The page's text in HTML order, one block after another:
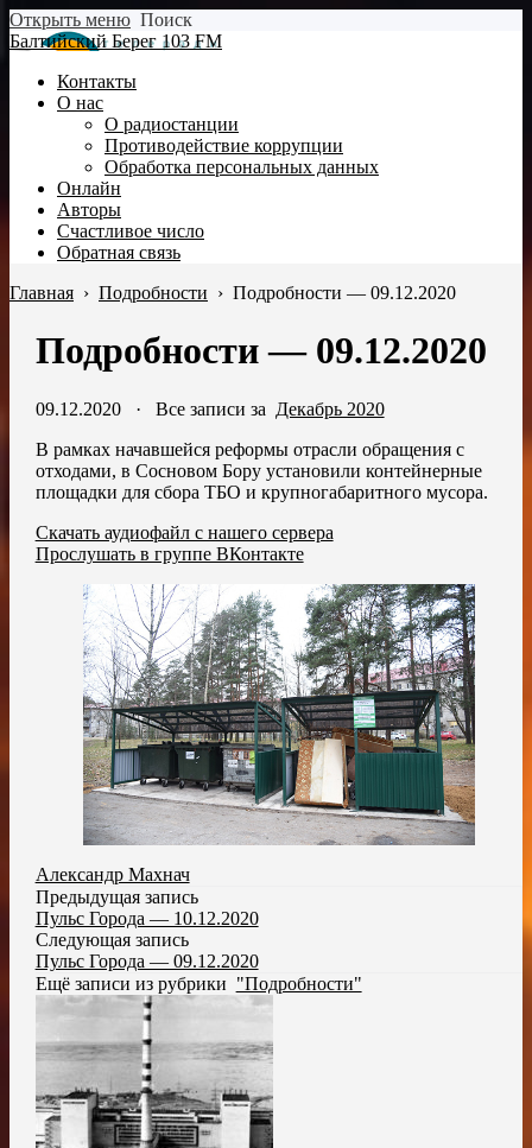
Открыть меню Поиск
Балтийский Берег 103 FM
Контакты
О нас
О радиостанции
Противодействие коррупции
Обработка персональных данных
Онлайн
Авторы
Счастливое число
Обратная связь
Главная › Подробности › Подробности — 09.12.2020
Подробности — 09.12.2020
09.12.2020· Все записи за Декабрь 2020
В рамках начавшейся реформы отрасли обращения с
отходами, в Сосновом Бору установили контейнерные
площадки для сбора ТБО и крупногабаритного мусора.
Скачать аудиофайл с нашего сервера
Прослушать в группе ВКонтакте
Александр Махнач
Предыдущая запись
Пульс Города — 10.12.2020
Следующая запись
Пульс Города — 09.12.2020
Ещё записи из рубрики "Подробности"